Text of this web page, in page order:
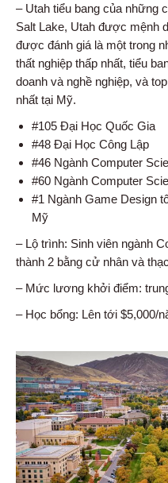
– Utah tiểu bang của những
Salt Lake, Utah được mệnh
được đánh giá là một trong
thất nghiệp thấp nhất, tiểu
doanh và nghề nghiệp, và
nhất tại Mỹ.
#105 Đại Học Quốc Gia
#48 Đại Học Công Lập
#46 Ngành Computer
#60 Ngành Computer
#1 Ngành Game Design
Mỹ
– Lộ trình: Sinh viên ngành
thành 2 bằng cử nhân và
– Mức lương khởi điểm:
– Học bổng: Lên tới $5,000/